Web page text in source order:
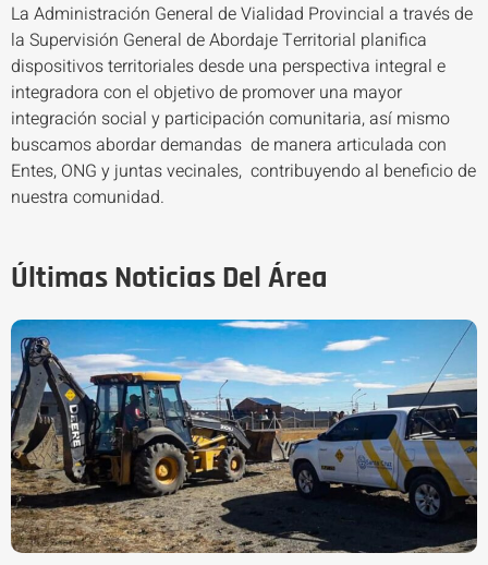
La Administración General de Vialidad Provincial a través de
la Supervisión General de Abordaje Territorial planifica
dispositivos territoriales desde una perspectiva integral e
integradora con el objetivo de promover una mayor
integración social y participación comunitaria, así mismo
buscamos abordar demandas de manera articulada con
Entes, ONG y juntas vecinales, contribuyendo al beneficio de
nuestra comunidad.
Últimas Noticias Del Área